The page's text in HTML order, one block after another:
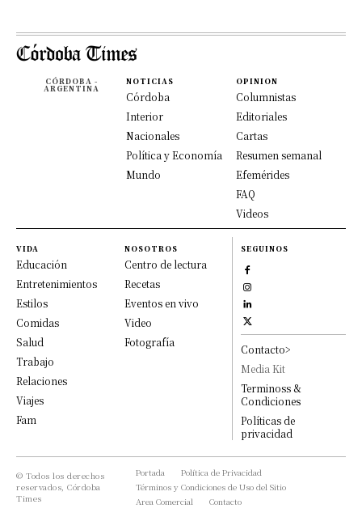
CÓRDOBA -
ARGENTINA
NOTICIAS
Córdoba
Interior
Nacionales
Política y Economía
Mundo
OPINION
Columnistas
Editoriales
Cartas
Resumen semanal
Efemérides
FAQ
Videos
VIDA
Educación
Entretenimientos
Estilos
Comidas
Salud
Trabajo
Relaciones
Viajes
Fam
NOSOTROS
Centro de lectura
Recetas
Eventos en vivo
Video
Fotografía
SEGUINOS
Contacto>
Media Kit
Terminoss &
Condiciones
Políticas de
privacidad
© Todos los derechos
reservados, Córdoba
Times
Portada
Política de Privacidad
Términos y Condiciones de Uso del Sitio
Area Comercial
Contacto